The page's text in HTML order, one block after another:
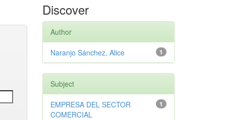
Discover
Author
1
Naranjo Sánchez, Alice
Subject
1
EMPRESA DEL SECTOR
COMERCIAL